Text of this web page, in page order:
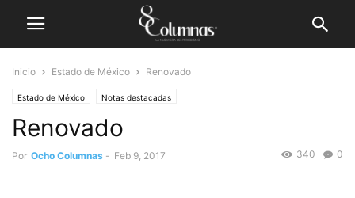
Inicio Estado de México Renovado
Estado de México Notas destacadas
Renovado
Por Ocho Columnas - Feb 9, 2017 0
340